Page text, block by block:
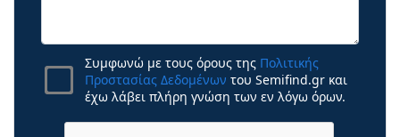
Συμφωνώ με τους όρους της Πολιτικής
Προστασίας Δεδομένων του Semifind.gr και
έχω λάβει πλήρη γνώση των εν λόγω όρων.